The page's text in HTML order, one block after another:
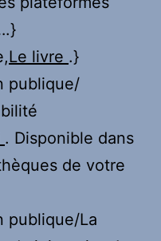
Le livre .}
publique/
. Disponible dans
de votre
publique/La